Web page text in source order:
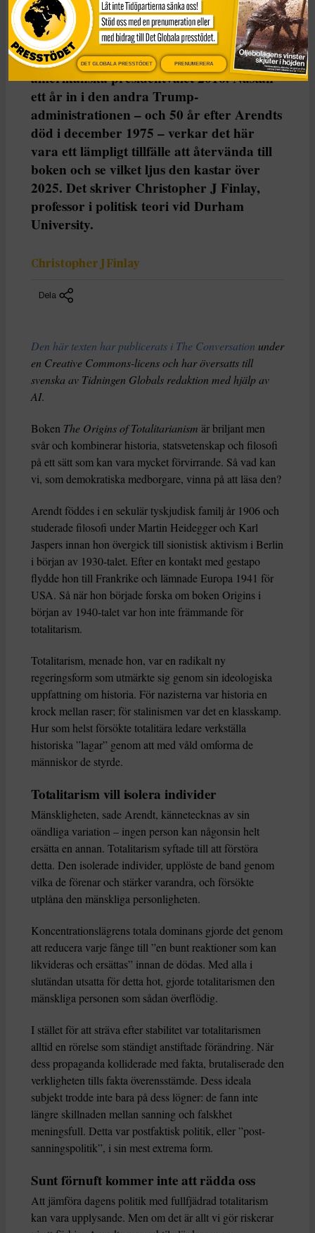
Försäljningen av Hannah Arendts The
Origins of Totalitarianism (1951) sköt i
höjden när Donald Trump vann det
amerikanska presidentvalet 2016. Nästan
ett år in i den andra Trump-
administrationen – och 50 år efter Arendts
död i december 1975 – verkar det här
vara ett lämpligt tillfälle att återvända till
boken och se vilket ljus den kastar över
2025. Det skriver Christopher J Finlay,
professor i politisk teori vid Durham
University.
Christopher J Finlay
Dela
Den här texten har publicerats i The Conversation under
en Creative Commons-licens och har översatts till
svenska av Tidningen Globals redaktion med hjälp av
AI.
Boken The Origins of Totalitarianism är briljant men
svår och kombinerar historia, statsvetenskap och filosofi
på ett sätt som kan vara mycket förvirrande. Så vad kan
vi, som demokratiska medborgare, vinna på att läsa den?
Arendt föddes i en sekulär tyskjudisk familj år 1906 och
studerade filosofi under Martin Heidegger och Karl
Jaspers innan hon övergick till sionistisk aktivism i Berlin
i början av 1930-talet. Efter en kontakt med gestapo
flydde hon till Frankrike och lämnade Europa 1941 för
USA. Så när hon började forska om boken Origins i
början av 1940-talet var hon inte främmande för
totalitarism.
Totalitarism, menade hon, var en radikalt ny
regeringsform som utmärkte sig genom sin ideologiska
uppfattning om historia. För nazisterna var historia en
krock mellan raser; för stalinismen var det en klasskamp.
Hur som helst försökte totalitära ledare verkställa
historiska ”lagar” genom att med våld omforma de
människor de styrde.
Totalitarism vill isolera individer
Mänskligheten, sade Arendt, kännetecknas av sin
oändliga variation – ingen person kan någonsin helt
ersätta en annan. Totalitarism syftade till att förstöra
detta. Den isolerade individer, upplöste de band genom
vilka de förenar och stärker varandra, och försökte
utplåna den mänskliga personligheten.
Koncentrationslägrens totala dominans gjorde det genom
att reducera varje fånge till ”en bunt reaktioner som kan
likvideras och ersättas” innan de dödas. Med alla i
slutändan utsatta för detta hot, gjorde totalitarismen den
mänskliga personen som sådan överflödig.
I stället för att sträva efter stabilitet var totalitarismen
alltid en rörelse som ständigt anstiftade förändring. När
dess propaganda kolliderade med fakta, brutaliserade den
verkligheten tills fakta överensstämde. Dess ideala
subjekt trodde inte bara på dess lögner: de fann inte
längre skillnaden mellan sanning och falskhet
meningsfull. Detta var postfaktisk politik, eller ”post-
sanningspolitik”, i sin mest extrema form.
Sunt förnuft kommer inte att rädda oss
Att jämföra dagens politik med fullfjädrad totalitarism
kan vara upplysande. Men om det är allt vi gör riskerar
DET GLOBALA PRESSTÖDET PRENUMERERA